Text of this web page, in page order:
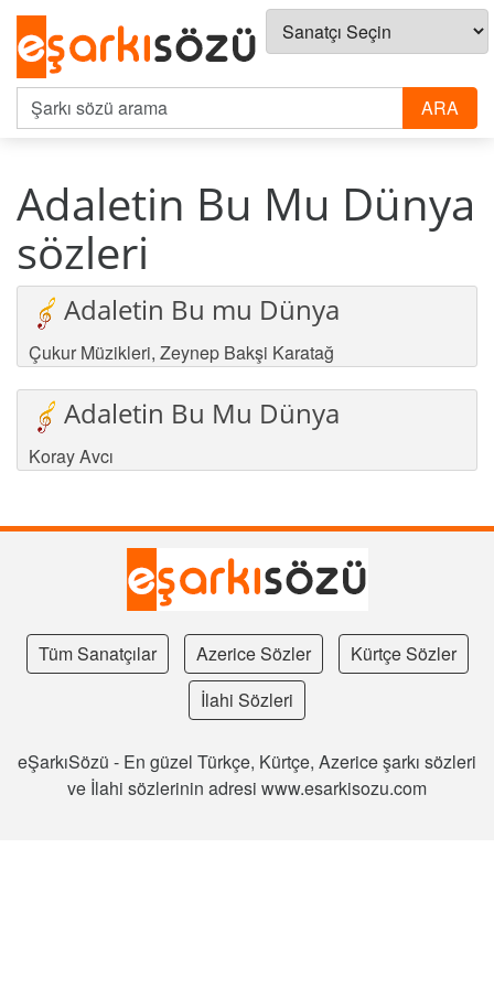
Adaletin Bu Mu Dünya
sözleri
Adaletin Bu mu Dünya
Çukur Müzikleri, Zeynep Bakşi Karatağ
Adaletin Bu Mu Dünya
Koray Avcı
Tüm Sanatçılar Azerice Sözler
Kürtçe Sözler
İlahi Sözleri
eŞarkıSözü - En güzel Türkçe, Kürtçe, Azerice şarkı sözleri
ve İlahi sözlerinin adresi www.esarkisozu.com